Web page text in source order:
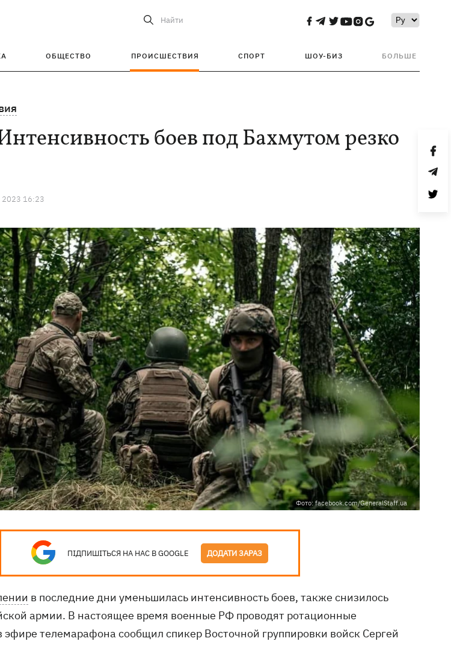
Найти
ОБЩЕСТВО ПРОИСШЕСТВИЯ СПОРТ ШОУ-БИЗ БОЛЬШЕ
боев под Бахмутом резко
16:23
Фото: facebook.com/GeneralStaff.ua
ПІДПИШІТЬСЯ НА НАС В GOOGLE ДОДАТИ ЗАРАЗ
в последние дни уменьшилась интенсивность боев, также снизилось
армии. В настоящее время военные РФ проводят ротационные
телемарафона сообщил спикер Восточной группировки войск Сергей